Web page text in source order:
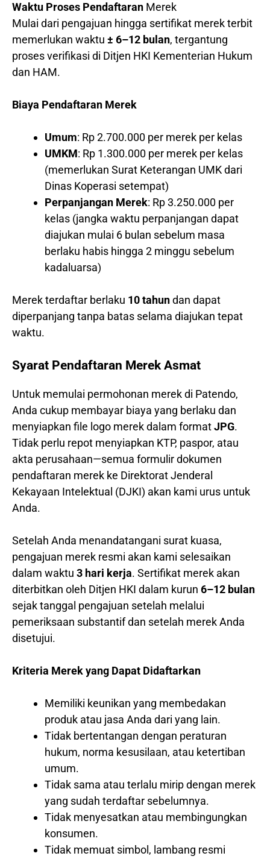
Waktu Proses Pendaftaran Merek
Mulai dari pengajuan hingga sertifikat merek terbit
memerlukan waktu ± 6–12 bulan, tergantung
proses verifikasi di Ditjen HKI Kementerian Hukum
dan HAM.
Biaya Pendaftaran Merek
Umum: Rp 2.700.000 per merek per kelas
UMKM: Rp 1.300.000 per merek per kelas
(memerlukan Surat Keterangan UMK dari
Dinas Koperasi setempat)
Perpanjangan Merek: Rp 3.250.000 per
kelas (jangka waktu perpanjangan dapat
diajukan mulai 6 bulan sebelum masa
berlaku habis hingga 2 minggu sebelum
kadaluarsa)
Merek terdaftar berlaku 10 tahundan dapat
diperpanjang tanpa batas selama diajukan tepat
waktu.
Syarat Pendaftaran Merek Asmat
Untuk memulai permohonan merek di Patendo,
Anda cukup membayar biaya yang berlaku dan
menyiapkan file logo merek dalam formatJPG.
Tidak perlu repot menyiapkan KTP, paspor, atau
akta perusahaan—semua formulir dokumen
pendaftaran merek ke Direktorat Jenderal
Kekayaan Intelektual (DJKI) akan kami urus untuk
Anda.
Setelah Anda menandatangani surat kuasa,
pengajuan merek resmi akan kami selesaikan
dalam waktu 3 hari kerja. Sertifikat merek akan
diterbitkan oleh Ditjen HKI dalam kurun 6–12 bulan
sejak tanggal pengajuan setelah melalui
pemeriksaan substantif dan setelah merek Anda
disetujui.
Kriteria Merek yang Dapat Didaftarkan
Memiliki keunikan yang membedakan
produk atau jasa Anda dari yang lain.
Tidak bertentangan dengan peraturan
hukum, norma kesusilaan, atau ketertiban
umum.
Tidak sama atau terlalu mirip dengan merek
yang sudah terdaftar sebelumnya.
Tidak menyesatkan atau membingungkan
konsumen.
Tidak memuat simbol, lambang resmi